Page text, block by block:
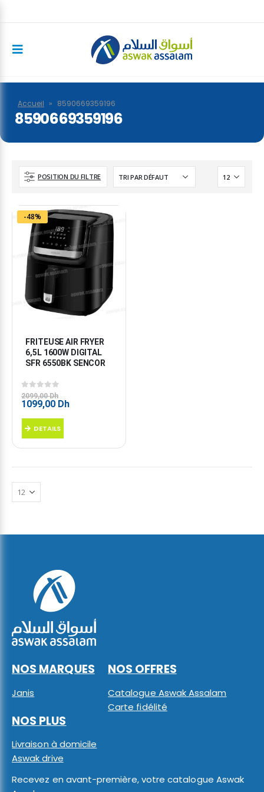
Accueil » 8590669359196
8590669359196
POSITION DU FILTRE
-48%
FRITEUSE AIR FRYER
6,5L 1600W DIGITAL
SFR 6550BK SENCOR
0sur 5
2099,00Dh
Le
initial
était :
2099,00 Dh.
1099,00 DhLe
DETAILS
NOS MARQUES
Janis
NOS OFFRES
Catalogue Aswak Assalam
Carte fidélité
NOS PLUS
Livraison à domicile
Aswak drive
Recevez en avant-première, votre catalogue Aswak